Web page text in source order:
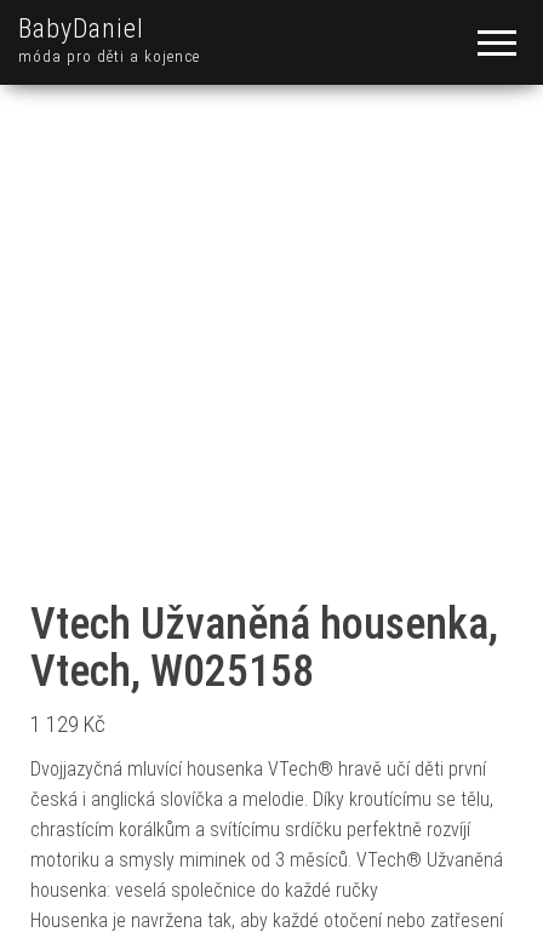
BabyDaniel
móda pro děti a kojence
Vtech Užvaněná housenka,
Vtech, W025158
1 129 Kč
Dvojjazyčná mluvící housenka VTech® hravě učí děti první
česká i anglická slovíčka a melodie. Díky kroutícímu se tělu,
chrastícím korálkům a svítícímu srdíčku perfektně rozvíjí
motoriku a smysly miminek od 3 měsíců. VTech® Užvaněná
housenka: veselá společnice do každé ručky
Housenka je navržena tak, aby každé otočení nebo zatřesení